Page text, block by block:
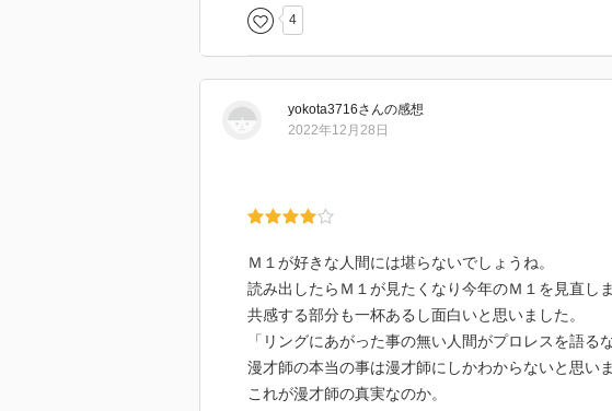
かった。出ざるを得ないのだ。栄光が発する光量あ
いられないのだった。
ススメの一冊だ。主役は笑い飯だが、千鳥、ブラマ
ノンスタイルなど、かつての王者たちが直に当時
個人的には、M-1生き残りのための「新スタイル」
やつ」認定をされたノンスタイルのモデルチェンジ
再開後の2015年以降、王道の「しゃべくり漫才」
ちが認められるようになったのも、M-1が「新スタ
る。そして、その源流には「ダブルボケ」という新
そうした「漫才手法」の変遷を辿ることが出来るの
V番組で見かけない背景も、少しわかるエピソードが
分はあるかと。
麒麟の川島さんに突っ込んで聞くようなエピソード
4
yokota3716さんの感想
2022年12月28日
Ｍ１が好きな人間には堪らないでしょうね。
読み出したらＭ１が見たくなり今年のＭ１を見直しま
共感する部分も一杯あるし面白いと思いました。
「リングにあがった事の無い人間がプロレスを語る
漫才師の本当の事は漫才師にしかわからないと思いま
これが漫才師の真実なのか。